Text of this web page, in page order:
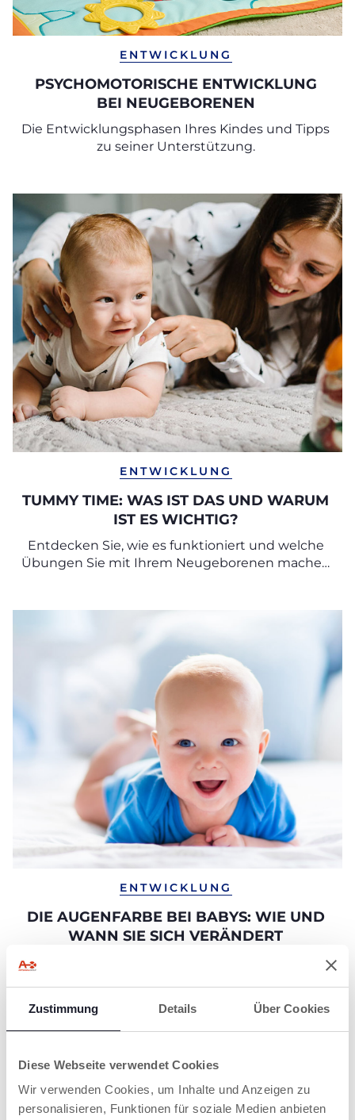
Zustimmung Details Über Cookies
Diese Webseite verwendet Cookies
Wir verwenden Cookies, um Inhalte und Anzeigen zu
personalisieren, Funktionen für soziale Medien anbieten
ENTWICKLUNG
PSYCHOMOTORISCHE ENTWICKLUNG
BEI NEUGEBORENEN
Die Entwicklungsphasen Ihres Kindes und Tipps
zu seiner Unterstützung.
ENTWICKLUNG
TUMMY TIME: WAS IST DAS UND WARUM
IST ES WICHTIG?
Entdecken Sie, wie es funktioniert und welche
Übungen Sie mit Ihrem Neugeborenen machen
ENTWICKLUNG
DIE AUGENFARBE BEI BABYS: WIE UND
WANN SIE SICH VERÄNDERT
Warum, wie und wann sich die Augenfarbe Ihres